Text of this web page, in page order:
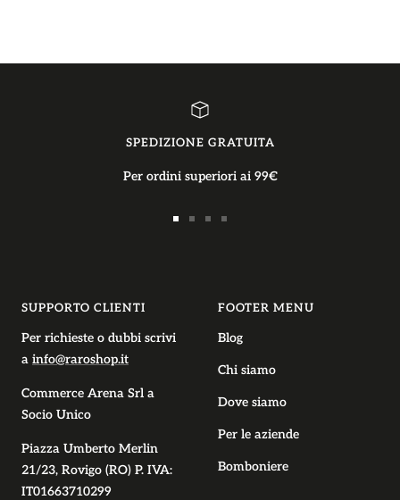
SPEDIZIONE GRATUITA
Per ordini superiori ai 99€
SUPPORTO CLIENTI
Per richieste o dubbi scrivi
a info@raroshop.it
Commerce Arena Srl a
Socio Unico
Piazza Umberto Merlin
21/23, Rovigo (RO) P. IVA:
IT01663710299
FOOTER MENU
Blog
Chi siamo
Dove siamo
Per le aziende
Bomboniere